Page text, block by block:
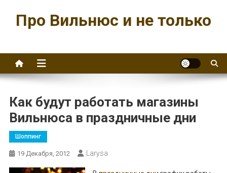
содержимому
Про Вильнюс и не только
Как будут работать магазины
Вильнюса в праздничные дни
Шоппинг
19 Декабря, 2012 Larysa